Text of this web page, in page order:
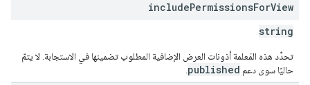
includePermissionsForView
string
تحدِّد هذه المَعلمة أذونات العرض الإضافية المطلوب تضمينها في الاستجابة. لا يتمّ
حاليًا سوى دعم published